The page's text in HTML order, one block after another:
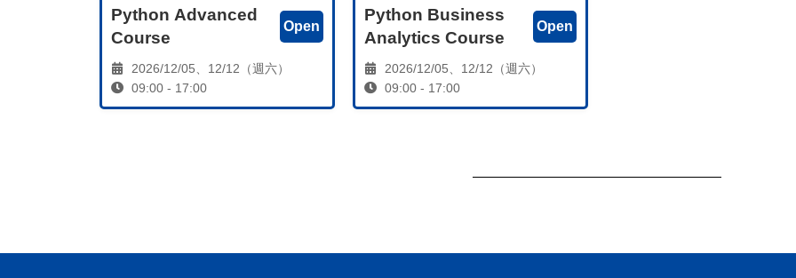
Python Advanced
Course
Open
2026/12/05、12/12（週六）
09:00 - 17:00
Python Business
Analytics Course
Open
2026/12/05、12/12（週六）
09:00 - 17:00